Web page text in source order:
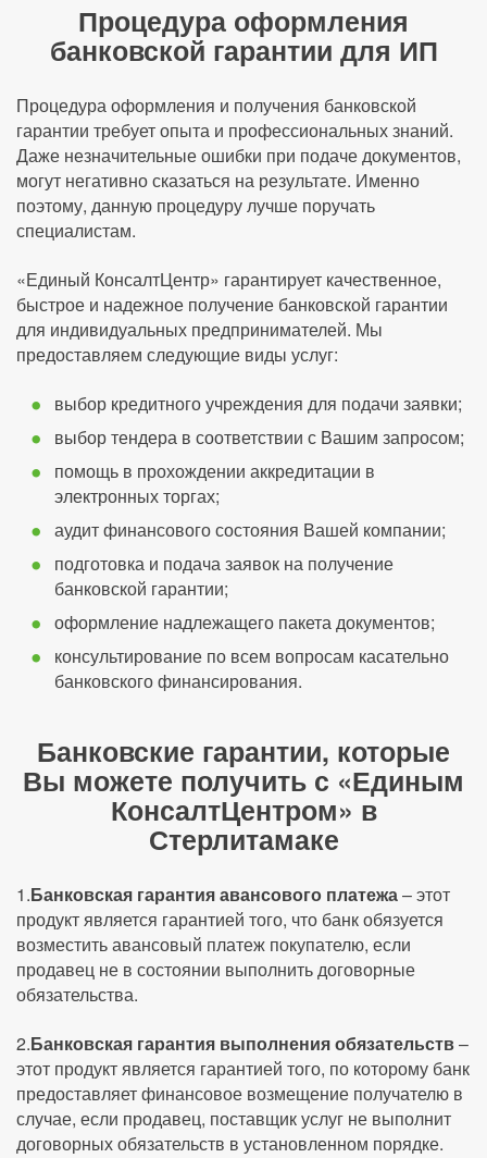
Процедура оформления
банковской гарантии для ИП
Процедура оформления и получения банковской
гарантии требует опыта и профессиональных знаний.
Даже незначительные ошибки при подаче документов,
могут негативно сказаться на результате. Именно
поэтому, данную процедуру лучше поручать
специалистам.
«Единый КонсалтЦентр» гарантирует качественное,
быстрое и надежное получение банковской гарантии
для индивидуальных предпринимателей. Мы
предоставляем следующие виды услуг:
выбор кредитного учреждения для подачи заявки;
выбор тендера в соответствии с Вашим запросом;
помощь в прохождении аккредитации в
электронных торгах;
аудит финансового состояния Вашей компании;
подготовка и подача заявок на получение
банковской гарантии;
оформление надлежащего пакета документов;
консультирование по всем вопросам касательно
банковского финансирования.
Банковские гарантии, которые
Вы можете получить с «Единым
КонсалтЦентром» в
Стерлитамаке
1.Банковская гарантия авансового платежа– этот
продукт является гарантией того, что банк обязуется
возместить авансовый платеж покупателю, если
продавец не в состоянии выполнить договорные
обязательства.
2.Банковская гарантия выполнения обязательств–
этот продукт является гарантией того, по которому банк
предоставляет финансовое возмещение получателю в
случае, если продавец, поставщик услуг не выполнит
договорных обязательств в установленном порядке.